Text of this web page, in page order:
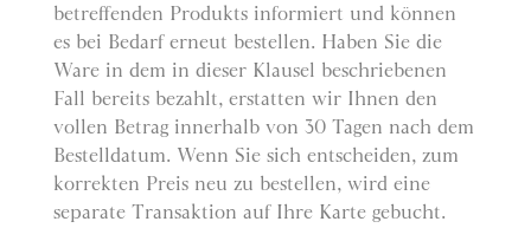
betreffenden Produkts informiert und können
es bei Bedarf erneut bestellen. Haben Sie die
Ware in dem in dieser Klausel beschriebenen
Fall bereits bezahlt, erstatten wir Ihnen den
vollen Betrag innerhalb von 30 Tagen nach dem
Bestelldatum. Wenn Sie sich entscheiden, zum
korrekten Preis neu zu bestellen, wird eine
separate Transaktion auf Ihre Karte gebucht.